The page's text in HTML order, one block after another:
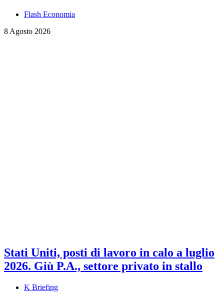
Flash Economia
8 Agosto 2026
Stati Uniti, posti di lavoro in calo a luglio
2026. Giù P.A., settore privato in stallo
K Briefing